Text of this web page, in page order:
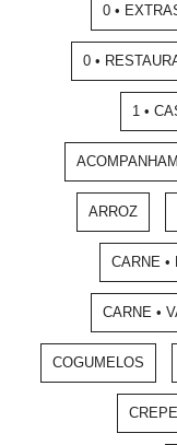
0 •
0 •
1 •
ARROZ
CARNE •
CARNE •
COGUMELOS